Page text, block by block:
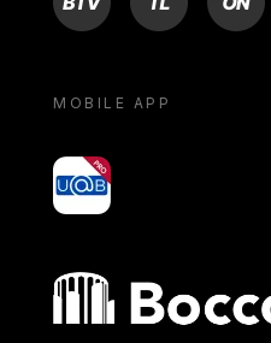
MOBILE APP
yoU@B
Bocconi shop